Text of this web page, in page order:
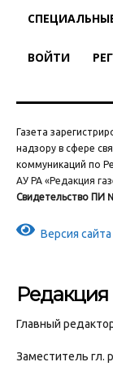
ВОЙТИ
Газета
надзору в сфере
коммуникаций по
АУ РА «Редакция
Свидетельство ПИ
Версия
Редакция
Главный
Заместитель гл.